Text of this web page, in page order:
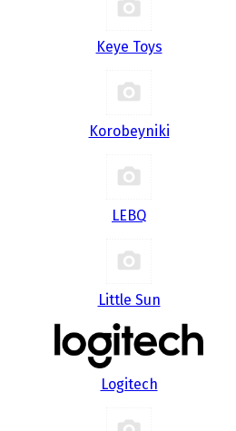
Keye Toys
Korobeyniki
LEBQ
Little Sun
Logitech